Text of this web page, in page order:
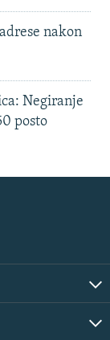
nakon
Negiranje
posto